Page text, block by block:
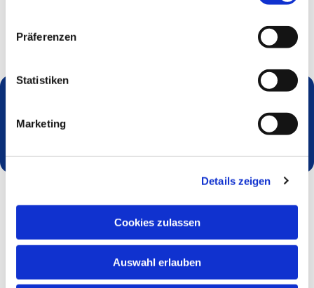
Präferenzen
Statistiken
Marketing
Details zeigen
Cookies zulassen
Auswahl erlauben
Dies könnte Sie auch interessieren